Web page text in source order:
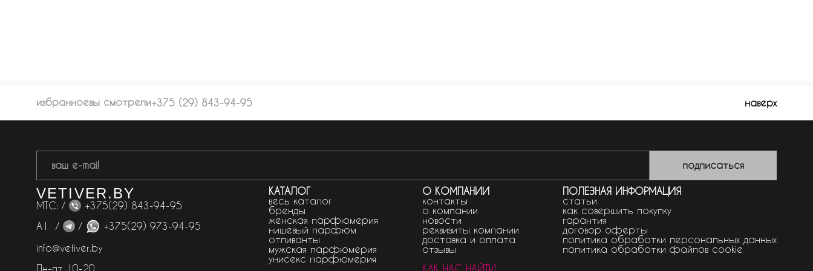
избранноевы смотрели+375 (29) 843-94-95 наверх
подписаться
VETIVER.BY
МТС: /
+375(29) 843-94-95
А1 /
/
+375(29) 973-94-95
info@vetiver.by
Пн-пт 10-20
КАТАЛОГ
весь каталог
бренды
женская парфюмерия
нишевый парфюм
отливанты
мужская парфюмерия
унисекс парфюмерия
О КОМПАНИИ
контакты
о компании
новости
реквизиты компании
доставка и оплата
отзывы
КАК НАС НАЙТИ
ПОЛЕЗНАЯ ИНФОРМАЦИЯ
статьи
как совершить покупку
гарантия
договор оферты
политика обработки персональных данных
политика обработки файлов cookie